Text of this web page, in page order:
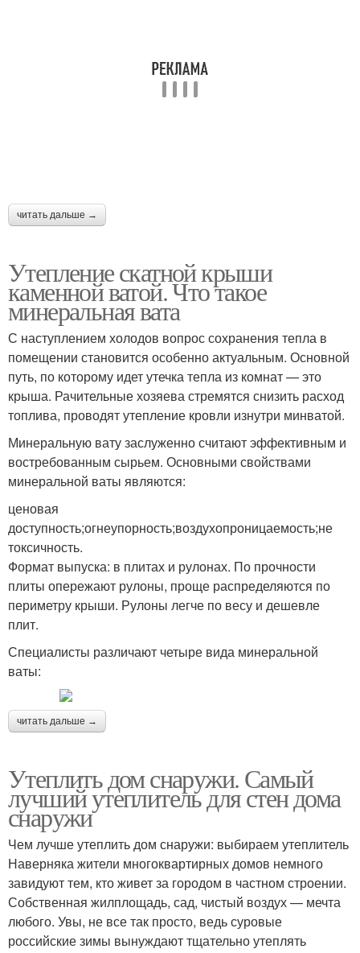
читать дальше →
Утепление скатной крыши
каменной ватой. Что такое
минеральная вата
С наступлением холодов вопрос сохранения тепла в
помещении становится особенно актуальным. Основной
путь, по которому идет утечка тепла из комнат — это
крыша. Рачительные хозяева стремятся снизить расход
топлива, проводят утепление кровли изнутри минватой.
Минеральную вату заслуженно считают эффективным и
востребованным сырьем. Основными свойствами
минеральной ваты являются:
ценовая
доступность;огнеупорность;воздухопроницаемость;не
токсичность.
Формат выпуска: в плитах и рулонах. По прочности
плиты опережают рулоны, проще распределяются по
периметру крыши. Рулоны легче по весу и дешевле
плит.
Специалисты различают четыре вида минеральной
ваты:
читать дальше →
Утеплить дом снаружи. Самый
лучший утеплитель для стен дома
снаружи
Чем лучше утеплить дом снаружи: выбираем утеплитель
Наверняка жители многоквартирных домов немного
завидуют тем, кто живет за городом в частном строении.
Собственная жилплощадь, сад, чистый воздух — мечта
любого. Увы, не все так просто, ведь суровые
российские зимы вынуждают тщательно утеплять